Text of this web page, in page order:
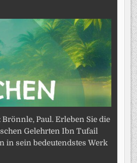
Paul. Erleben Sie die
Gelehrten Ibn Tufail
in sein bedeutendstes Werk